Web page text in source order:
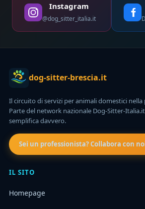
Instagram
@dog_sitter_italia.it
dog-sitter-brescia.it
Il circuito di servizi per animali domestici nella
Parte del network nazionale Dog-Sitter-
semplifica davvero.
Sei un professionista? Collabora con
IL SITO
Homepage